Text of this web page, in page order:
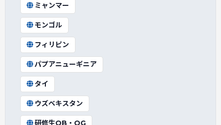
ミャンマー
モンゴル
フィリピン
パプアニューギニア
タイ
ウズベキスタン
研修生OB・OG